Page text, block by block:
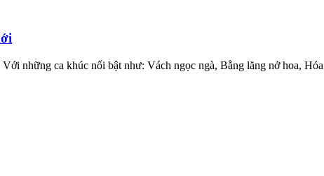
những ca khúc nổi bật như: Vách ngọc ngà, Bằng lăng nở hoa,